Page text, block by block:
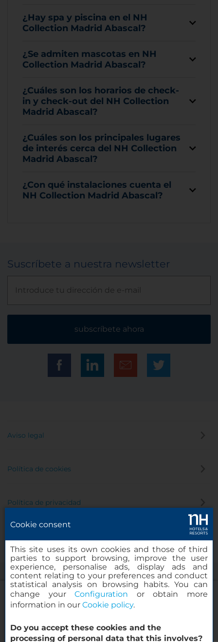
NH Collection Madrid Abascal
¿Hay spa y piscina en el NH
Collection Madrid Abascal?
¿Se admiten mascotas en NH
Collection Madrid Abascal?
¿Cuáles son los horarios de check-
in y check-out del NH Collection
Madrid Abascal?
¿Cuáles son los principales lugares
de interés cerca del NH Collection
Madrid Abascal?
¿Con qué instalaciones cuenta el
NH Collection Madrid Abascal?
Suscríbete a nuestra newsletter
subscríbete ahora
Aviso legal
Política de cookies
Política de privacidad
© 2000-2026 MINOR HOTELS EUROPE & AMERICAS Santa Engracia,
Cookie consent
This site uses its own cookies and those of third
parties to support browsing, improve the user
experience, personalise ads, display ads and
content relating to your preferences and conduct
statistical analysis on browsing habits. You can
change yourConfiguration or obtain more
information in our Cookie policy.
Do you accept these cookies and the
processing of personal data that this involves?